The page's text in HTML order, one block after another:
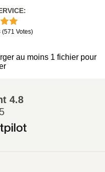
:
(571 Votes)
au moins 1 fichier pour
4.8